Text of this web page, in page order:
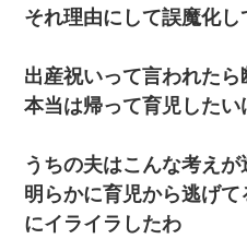
小2の頃、妹と昼寝してたら家が
三年働いてたパートを突然クビ
引先のトップが母方の叔父だっ
それ理由にして誤魔化し
出産祝いって言われた
本当は帰って育児した
うちの夫はこんな考えが
明らかに育児から逃げ
にイライラしたわ